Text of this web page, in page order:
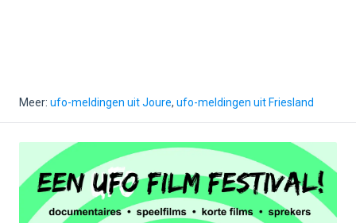
Meer: ufo-meldingen uit Joure, ufo-meldingen uit Friesland